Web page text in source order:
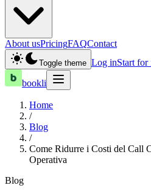
About usPricingFAQContact
Toggle theme Log inStart for
bookli
Home
/
Blog
/
Come Ridurre i Costi del Call
Operativa
Blog